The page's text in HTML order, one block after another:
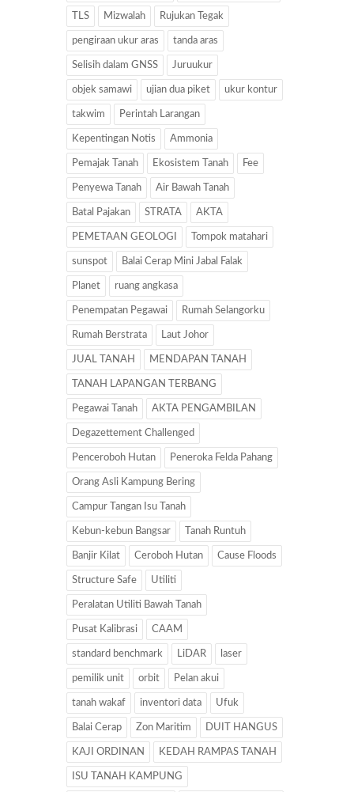
TLS Mizwalah Rujukan Tegak
pengiraan ukur aras tanda aras
Selisih dalam GNSS Juruukur
objek samawi ujian dua piket ukur kontur
takwim Perintah Larangan
Kepentingan Notis Ammonia
Pemajak Tanah Ekosistem Tanah Fee
Penyewa Tanah Air Bawah Tanah
Batal Pajakan STRATA AKTA
PEMETAAN GEOLOGI Tompok matahari
sunspot Balai Cerap Mini Jabal Falak
Planet ruang angkasa
Penempatan Pegawai Rumah Selangorku
Rumah Berstrata Laut Johor
JUAL TANAH MENDAPAN TANAH
TANAH LAPANGAN TERBANG
Pegawai Tanah AKTA PENGAMBILAN
Degazettement Challenged
Penceroboh Hutan Peneroka Felda Pahang
Orang Asli Kampung Bering
Campur Tangan Isu Tanah
Kebun-kebun Bangsar Tanah Runtuh
Banjir Kilat Ceroboh Hutan Cause Floods
Structure Safe Utiliti
Peralatan Utiliti Bawah Tanah
Pusat Kalibrasi CAAM
standard benchmark LiDAR laser
pemilik unit orbit Pelan akui
tanah wakaf inventori data Ufuk
Balai Cerap Zon Maritim DUIT HANGUS
KAJI ORDINAN KEDAH RAMPAS TANAH
ISU TANAH KAMPUNG